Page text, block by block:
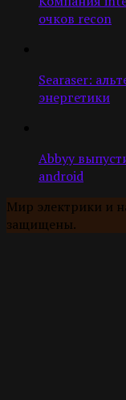
очков recon
Searaser:
энергетики
Abbyy
android
Мир электрики и
защищены.